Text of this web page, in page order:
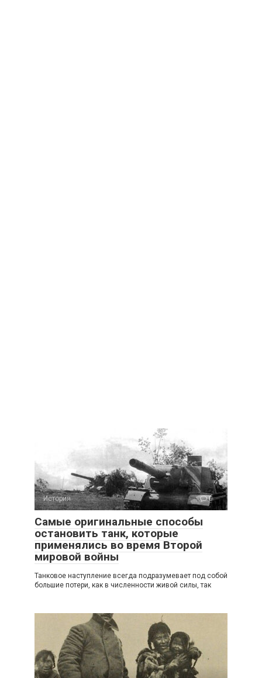
История 0
Самые оригинальные способы
остановить танк, которые
применялись во время Второй
мировой войны
Танковое наступление всегда подразумевает под собой
большие потери, как в численности живой силы, так